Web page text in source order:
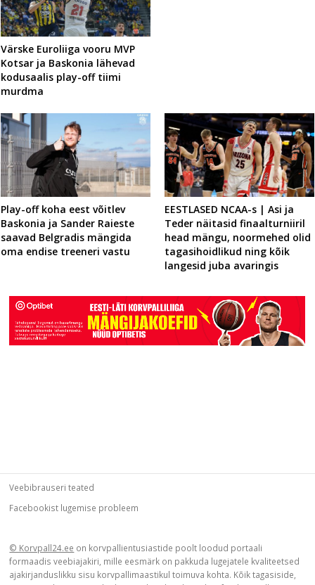
Värske Euroliiga vooru MVP
Kotsar ja Baskonia lähevad
kodusaalis play-off tiimi
murdma
Play-off koha eest võitlev
Baskonia ja Sander Raieste
saavad Belgradis mängida
oma endise treeneri vastu
EESTLASED NCAA-s | Asi ja
Teder näitasid finaalturniiril
head mängu, noormehed olid
tagasihoidlikud ning kõik
langesid juba avaringis
Veebibrauseri teated
Facebookist lugemise probleem
© Korvpall24.ee on korvpallientusiastide poolt loodud portaali
formaadis veebiajakiri, mille eesmärk on pakkuda lugejatele kvaliteetsed
ajakirjanduslikku sisu korvpallimaastikul toimuva kohta. Kõik tagasiside,